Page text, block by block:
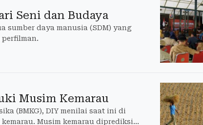
Seni dan Budaya
sumber daya manusia (SDM) yang
perfilman.
Musim Kemarau
(BMKG), DIY menilai saat ini di
Musim kemarau diprediksi